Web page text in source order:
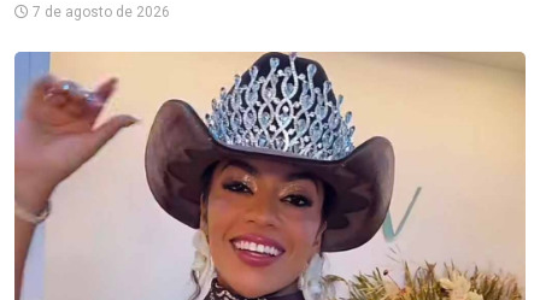
7 de agosto de 2026